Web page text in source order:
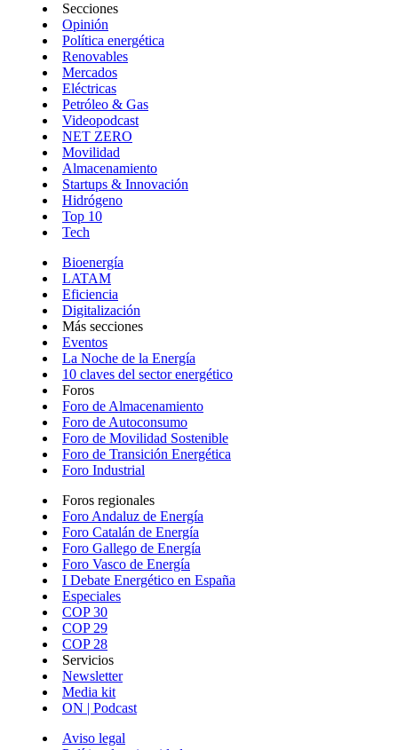
Secciones
Opinión
Política energética
Renovables
Mercados
Eléctricas
Petróleo & Gas
Videopodcast
NET ZERO
Movilidad
Almacenamiento
Startups & Innovación
Hidrógeno
Top 10
Tech
Bioenergía
LATAM
Eficiencia
Digitalización
Más secciones
Eventos
La Noche de la Energía
10 claves del sector energético
Foros
Foro de Almacenamiento
Foro de Autoconsumo
Foro de Movilidad Sostenible
Foro de Transición Energética
Foro Industrial
Foros regionales
Foro Andaluz de Energía
Foro Catalán de Energía
Foro Gallego de Energía
Foro Vasco de Energía
I Debate Energético en España
Especiales
COP 30
COP 29
COP 28
Servicios
Newsletter
Media kit
ON | Podcast
Aviso legal